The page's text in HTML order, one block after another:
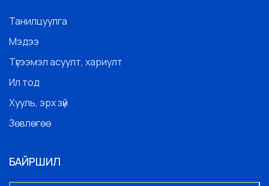
Танилцуулга
Мэдээ
Түгээмэл асуулт, хариулт
Ил тод
Хууль, эрх зүй
Зөвлөгөө
БАЙРШИЛ